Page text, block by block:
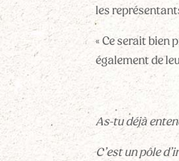
les
« Ce serait bien
également de
As-tu déjà
C’est un pôle